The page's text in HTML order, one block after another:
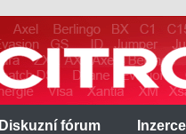
Diskuzní fórum Inzerce